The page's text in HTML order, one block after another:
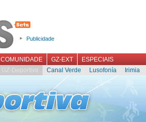
Publicidade
COMUNIDADE GZ-EXT
ESPECIAIS
GZ-Deportiva Canal Verde Lusofonía Irimia